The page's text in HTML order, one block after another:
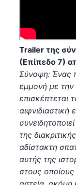
Trailer της
(Επίπεδο 7)
Σύνοψη: Ένας
εμμονή με την
επισκέπτεται
της
αδίστακτη
αυτής της
στους οποίους